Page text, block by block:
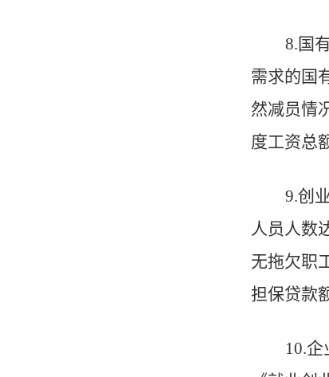
8.国
需求的国
然减员情
度工资总
9.创
人员人数
无拖欠职
担保贷款
10.企